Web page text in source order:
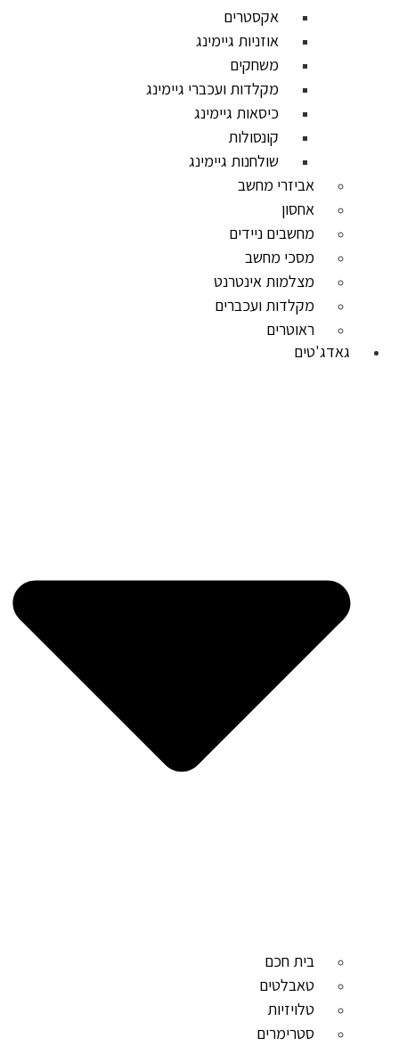
אקסטרים
אוזניות גיימינג
משחקים
מקלדות ועכברי גיימינג
כיסאות גיימינג
קונסולות
שולחנות גיימינג
אביזרי מחשב
אחסון
מחשבים ניידים
מסכי מחשב
מצלמות אינטרנט
מקלדות ועכברים
ראוטרים
גאדג'טים
בית חכם
טאבלטים
טלויזיות
סטרימרים